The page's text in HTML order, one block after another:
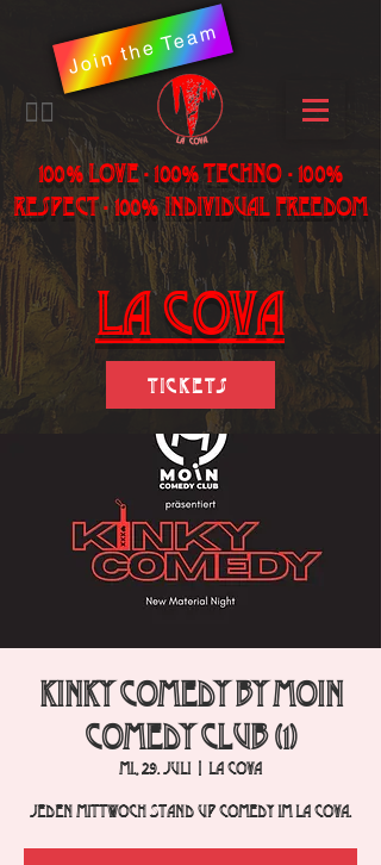
Join the Team
​🏳️‍🌈
100% LOVE - 100% Techno - 100%
Respect - 100% individual freedom
LA Cova
Tickets
Kinky Comedy by Moin
Comedy Club (1)
Mi., 29. Juli
  |
La Cova
Jeden Mittwoch Stand Up Comedy im La Cova.